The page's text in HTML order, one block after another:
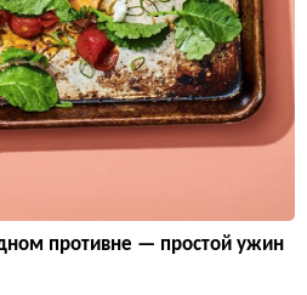
противне — простой ужин